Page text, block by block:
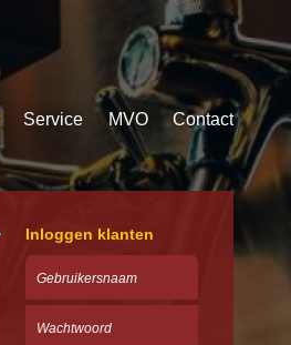
Service MVO Contact
Inloggen klanten